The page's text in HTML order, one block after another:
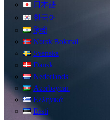
日本語
한국어
हिन्दी
Norsk Bokmål
Svenska
Dansk
Nederlands
Azərbaycan
Ελληνικά
Eesti